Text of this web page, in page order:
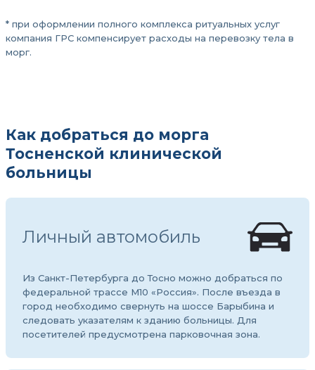
* при оформлении полного комплекса ритуальных услуг
компания ГРС компенсирует расходы на перевозку тела в
морг.
Как добраться до морга
Тосненской клинической
больницы
Личный автомобиль
Из Санкт-Петербурга до Тосно можно добраться по
федеральной трассе М10 «Россия». После въезда в
город необходимо свернуть на шоссе Барыбина и
следовать указателям к зданию больницы. Для
посетителей предусмотрена парковочная зона.